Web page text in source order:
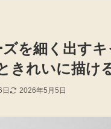
を細く出す
きれいに描け
2026年5月5日